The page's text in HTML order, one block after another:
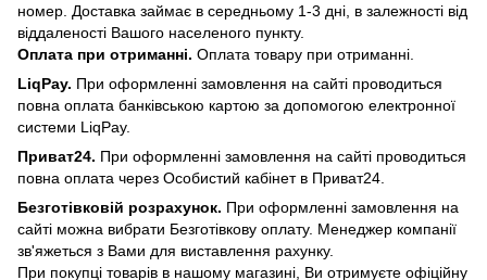
номер. Доставка займає в середньому 1-3 дні, в залежності від
віддаленості Вашого населеного пункту.
Оплата при отриманні. Оплата товару при отриманні.
LiqPay. При оформленні замовлення на сайті проводиться
повна оплата банківською картою за допомогою електронної
системи LiqPay.
Приват24. При оформленні замовлення на сайті проводиться
повна оплата через Особистий кабінет в Приват24.
Безготівковій розрахунок. При оформленні замовлення на
сайті можна вибрати Безготівкову оплату. Менеджер компанії
зв'яжеться з Вами для виставлення рахунку.
При покупці товарів в нашому магазині, Ви отримуєте офіційну